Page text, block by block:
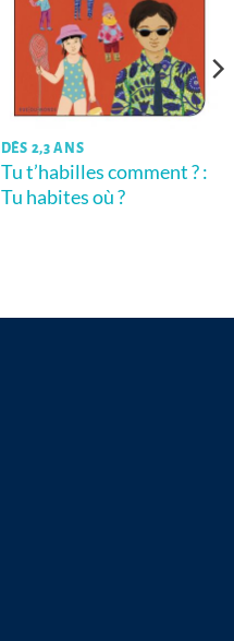
DÈS 2,3 ANS
Tu t’habilles comment ? :
Tu habites où ?